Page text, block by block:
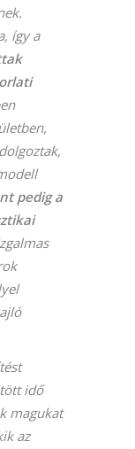
így a
pedig a
idő
magukat
az